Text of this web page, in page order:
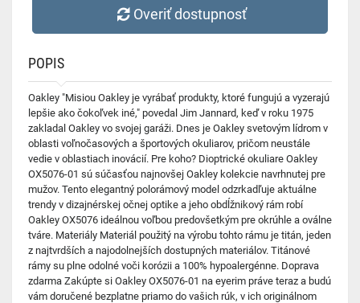
Overiť dostupnosť
POPIS
Oakley "Misiou Oakley je vyrábať produkty, ktoré fungujú a vyzerajú
lepšie ako čokoľvek iné," povedal Jim Jannard, keď v roku 1975
zakladal Oakley vo svojej garáži. Dnes je Oakley svetovým lídrom v
oblasti voľnočasových a športových okuliarov, pričom neustále
vedie v oblastiach inovácií. Pre koho? Dioptrické okuliare Oakley
OX5076-01 sú súčasťou najnovšej Oakley kolekcie navrhnutej pre
mužov. Tento elegantný polorámový model odzrkadľuje aktuálne
trendy v dizajnérskej očnej optike a jeho obdĺžnikový rám robí
Oakley OX5076 ideálnou voľbou predovšetkým pre okrúhle a oválne
tváre. Materiály Materiál použitý na výrobu tohto rámu je titán, jeden
z najtvrdších a najodolnejších dostupných materiálov. Titánové
rámy su plne odolné voči korózii a 100% hypoalergénne. Doprava
zdarma Zakúpte si Oakley OX5076-01 na eyerim práve teraz a budú
vám doručené bezplatne priamo do vašich rúk, v ich originálnom